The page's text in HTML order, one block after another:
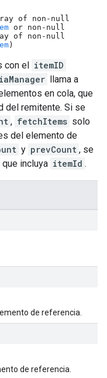
of non-null
or non-null
of non-null
)
con el itemID
llama a
en cola, que
del remitente. Si se
, fetchItems solo
del elemento de
y prevCount , se
incluya itemId .
de referencia.
de referencia.